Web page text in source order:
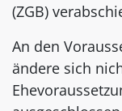
(ZGB)
An den
ändere sich